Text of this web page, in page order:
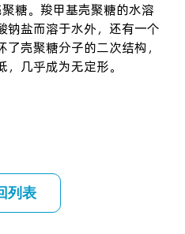
糖。羧甲基壳聚糖的水溶
钠盐而溶于水外，还有一个
壳聚糖分子的二次结构，
几乎成为无定形。
列表